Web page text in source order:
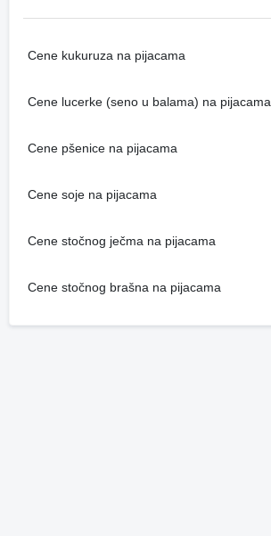
Cene kukuruza na pijacama
Cene lucerke (seno u balama) na pijacama
Cene pšenice na pijacama
Cene soje na pijacama
Cene stočnog ječma na pijacama
Cene stočnog brašna na pijacama